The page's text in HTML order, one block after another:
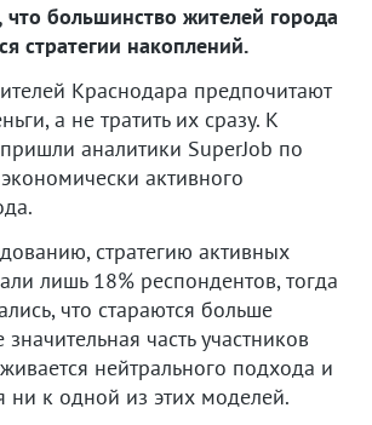
что большинство жителей города
стратегии накоплений.
Краснодара предпочитают
а не тратить их сразу. К
аналитики SuperJob по
активного
стратегию активных
лишь 18% респондентов, тогда
что стараются больше
часть участников
нейтрального подхода и
ни к одной из этих моделей.